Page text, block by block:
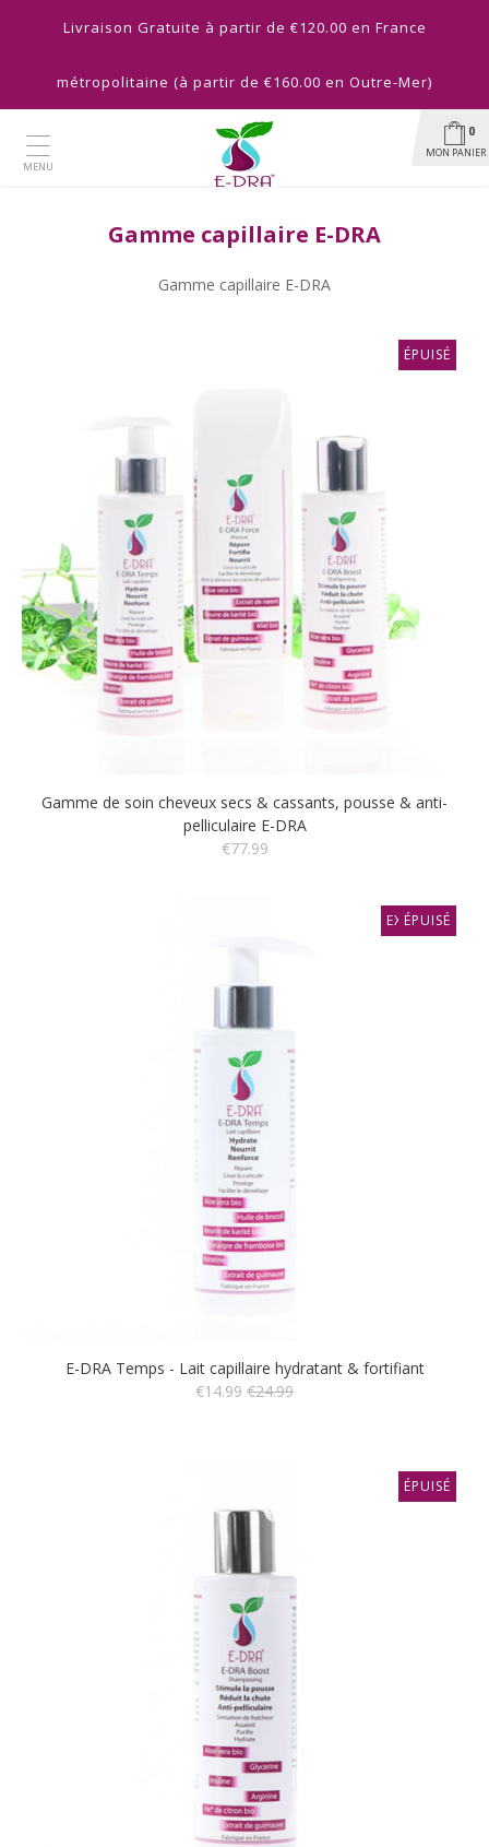
Livraison Gratuite à partir de €120.00 en France
métropolitaine (à partir de €160.00 en Outre-Mer)
0
MON PANIER
MENU
Gamme capillaire E-DRA
Gamme capillaire E-DRA
ÉPUISÉ
Gamme de soin cheveux secs & cassants, pousse & anti-
pelliculaire E-DRA
€77.99
EXCLUSIF
ÉPUISÉ
E-DRA Temps - Lait capillaire hydratant & fortifiant
€14.99 €24.99
ÉPUISÉ